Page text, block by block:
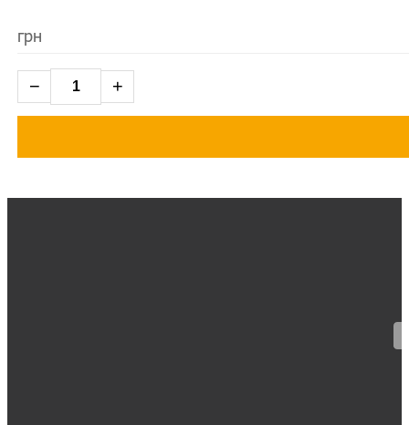
грн
− +